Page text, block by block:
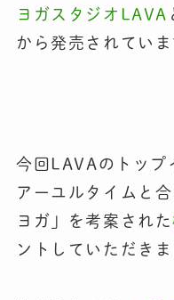
ヨガスタジオLAVA
から発売されていま
今回LAVAのトップ
アーユルタイムと
ヨガ」を考案された
ントしていただきま